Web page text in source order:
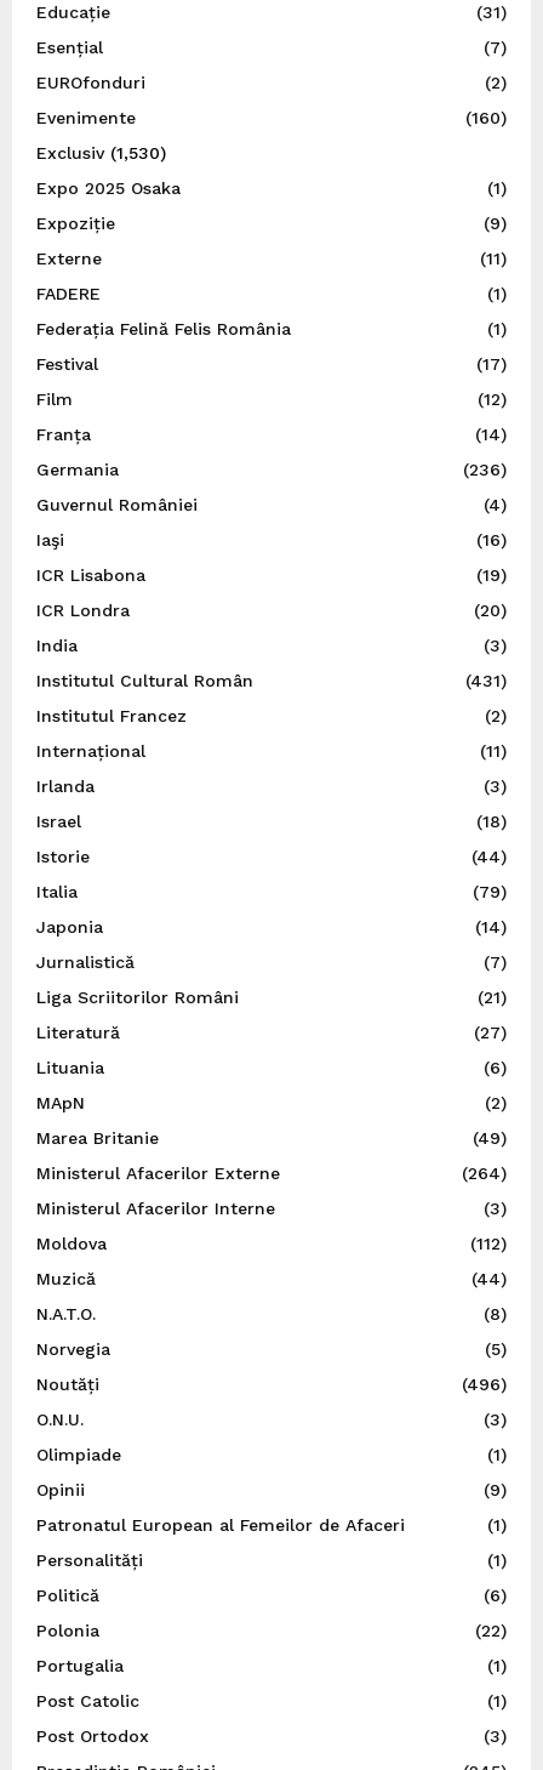
Educație
(31)
Esențial
(7)
EUROfonduri
(2)
Evenimente
(160)
Exclusiv(1,530)
Expo 2025 Osaka
(1)
Expoziție
(9)
Externe
(11)
FADERE
(1)
Federația Felină Felis România
(1)
Festival
(17)
Film
(12)
Franța
(14)
Germania
(236)
Guvernul României
(4)
Iaşi
(16)
ICR Lisabona
(19)
ICR Londra
(20)
India
(3)
Institutul Cultural Român
(431)
Institutul Francez
(2)
Internațional
(11)
Irlanda
(3)
Israel
(18)
Istorie
(44)
Italia
(79)
Japonia
(14)
Jurnalistică
(7)
Liga Scriitorilor Români
(21)
Literatură
(27)
Lituania
(6)
MApN
(2)
Marea Britanie
(49)
Ministerul Afacerilor Externe
(264)
Ministerul Afacerilor Interne
(3)
Moldova
(112)
Muzică
(44)
N.A.T.O.
(8)
Norvegia
(5)
Noutăți
(496)
O.N.U.
(3)
Olimpiade
(1)
Opinii
(9)
Patronatul European al Femeilor de Afaceri
(1)
Personalități
(1)
Politică
(6)
Polonia
(22)
Portugalia
(1)
Post Catolic
(1)
Post Ortodox
(3)